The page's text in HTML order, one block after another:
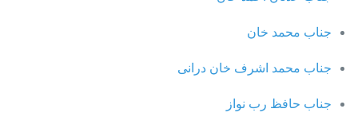
جناب محمد خان
جناب محمد اشرف خان درانی
جناب حافظ رب نواز